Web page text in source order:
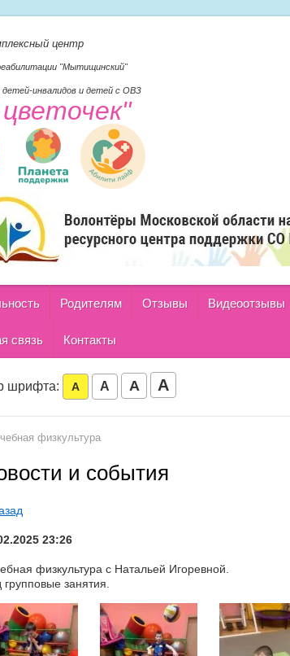
центр
"Мытищинский"
инвалидов и детей с ОВЗ
Родителям Отзывы Видеоотзывы
связь Контакты
шрифта: A A A A
физкультура
и события
23:26
физкультура с Натальей Игоревной.
групповые занятия.